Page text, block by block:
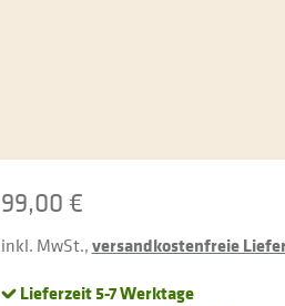
99,00 €
inkl. MwSt.,versandkostenfreie
Lieferzeit 5-7 Werktage